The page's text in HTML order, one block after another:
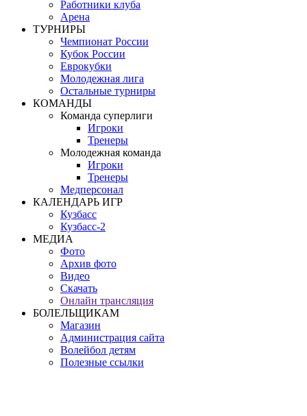
Работники клуба
Арена
ТУРНИРЫ
Чемпионат России
Кубок России
Еврокубки
Молодежная лига
Остальные турниры
КОМАНДЫ
Команда суперлиги
Игроки
Тренеры
Молодежная команда
Игроки
Тренеры
Медперсонал
КАЛЕНДАРЬ ИГР
Кузбасс
Кузбасс-2
МЕДИА
Фото
Архив фото
Видео
Скачать
Онлайн трансляция
БОЛЕЛЬЩИКАМ
Магазин
Администрация сайта
Волейбол детям
Полезные ссылки